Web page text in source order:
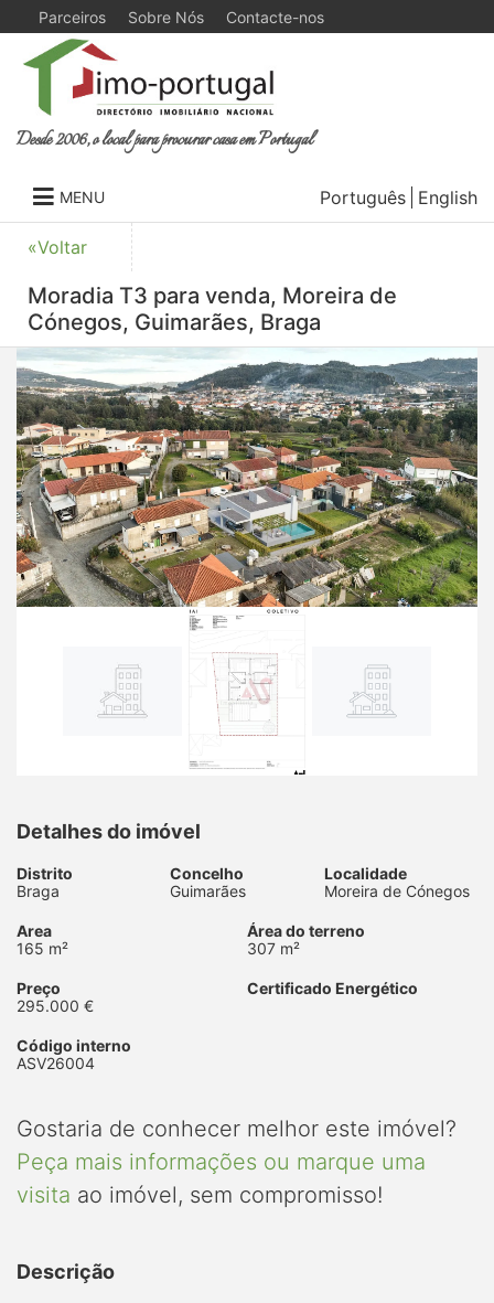
Parceiros Sobre Nós Contacte-nos
Desde 2006, o local para procurar casa em Portugal
MENU Português English
«Voltar
Moradia T3 para venda, Moreira de
Cónegos, Guimarães, Braga
Detalhes do imóvel
Distrito
Braga
Concelho
Guimarães
Localidade
Moreira de Cónegos
Area
165 m²
Área do terreno
307 m²
Preço
295.000 €
Certificado Energético
Código interno
ASV26004
Gostaria de conhecer melhor este imóvel?
Peça mais informações ou marque uma
visita ao imóvel, sem compromisso!
Descrição